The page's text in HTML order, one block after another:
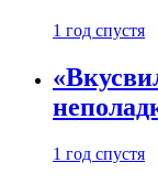
1 год спустя
1 год спустя